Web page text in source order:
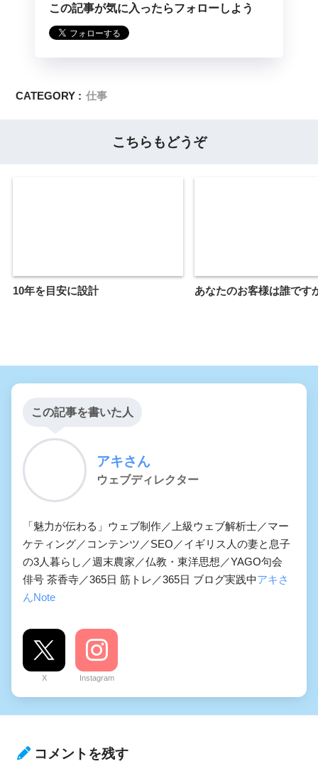
この記事が気に入ったらフォローしよう
CATEGORY : 仕事
こちらもどうぞ
10年を目安に設計 あなたのお客様は誰です
この記事を書いた人
アキさん
ウェブディレクター
「魅力が伝わる」ウェブ制作／上級ウェブ解析士／マー
ケティング／コンテンツ／SEO／イギリス人の妻と息子
の3人暮らし／週末農家／仏教・東洋思想／YAGO句会
俳号 茶香寺／365日 筋トレ／365日 ブログ実践中アキさ
んNote
X Instagram
コメントを残す